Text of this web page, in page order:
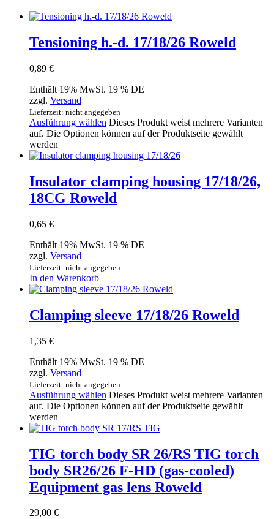
Tensioning h.-d. 17/18/26 Roweld
0,89 €
Enthält 19% MwSt. 19 % DE
zzgl. Versand
Lieferzeit: nicht angegeben
Ausführung wählen Dieses Produkt weist mehrere Varianten
auf. Die Optionen können auf der Produktseite gewählt
werden
Insulator clamping housing 17/18/26,
18CG Roweld
0,65 €
Enthält 19% MwSt. 19 % DE
zzgl. Versand
Lieferzeit: nicht angegeben
In den Warenkorb
Clamping sleeve 17/18/26 Roweld
1,35 €
Enthält 19% MwSt. 19 % DE
zzgl. Versand
Lieferzeit: nicht angegeben
Ausführung wählen Dieses Produkt weist mehrere Varianten
auf. Die Optionen können auf der Produktseite gewählt
werden
TIG torch body SR 26/RS TIG torch
body SR26/26 F-HD (gas-cooled)
Equipment gas lens Roweld
29,00 €